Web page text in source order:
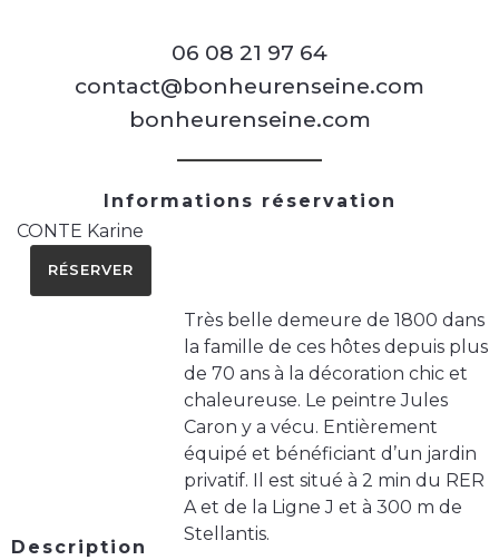
06 08 21 97 64
contact@bonheurenseine.com
bonheurenseine.com
Informations réservation
CONTE Karine
RÉSERVER
Description
Très belle demeure de 1800 dans
la famille de ces hôtes depuis plus
de 70 ans à la décoration chic et
chaleureuse. Le peintre Jules
Caron y a vécu. Entièrement
équipé et bénéficiant d’un jardin
privatif. Il est situé à 2 min du RER
A et de la Ligne J et à 300 m de
Stellantis.